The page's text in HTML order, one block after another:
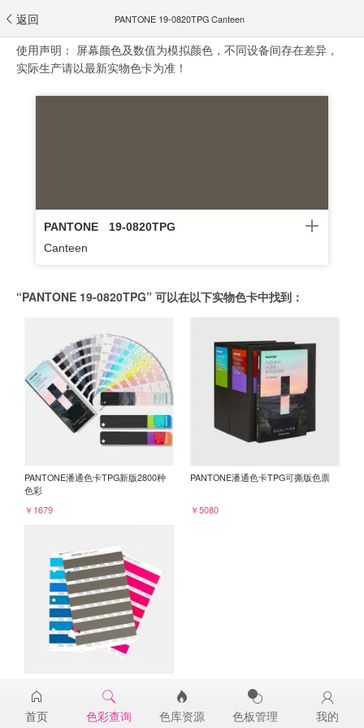
返回 PANTONE 19-0820TPG Canteen
使用声明： 屏幕颜色及数值为模拟颜色，不同设备间存在差异，
实际生产请以最新实物色卡为准！
PANTONE
19-0820TPG
Canteen
“PANTONE 19-0820TPG” 可以在以下实物色卡中找到：
PANTONE潘通色卡TPG新版2800种
色彩
￥1679
PANTONE潘通色卡TPG可撕版色票
￥5080
19-0820TPG
￥98
首页 色彩查询 色库资源 色板管理 我的